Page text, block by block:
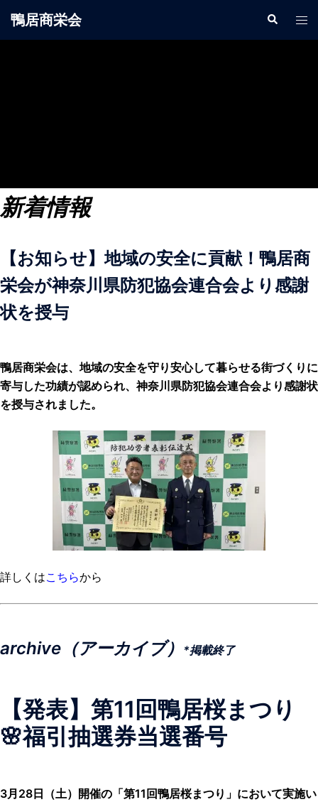
鴨居商栄会
新着情報
【お知らせ】地域の安全に貢献！鴨居商
栄会が神奈川県防犯協会連合会より感謝
状を授与
鴨居商栄会は、地域の安全を守り安心して暮らせる街づくりに
寄与した功績が認められ、神奈川県防犯協会連合会より感謝状
を授与されました。
詳しくはこちらから
archive（アーカイブ） *掲載終了
【発表】第11回鴨居桜まつり
🌸福引抽選券当選番号
3月28日（土）開催の「第11回鴨居桜まつり」において実施い